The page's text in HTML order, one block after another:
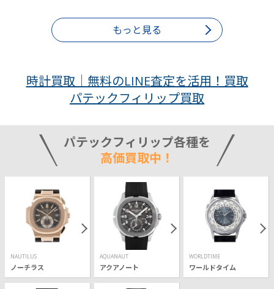
もっと見る
時計買取｜無料のLINE査定を活用！買取
パテックフィリップ買取
パテックフィリップ各種を
高価買取中！
NAUTILUS
ノーチラス
AQUANAUT
アクアノート
WORLDTIME
ワールドタイム